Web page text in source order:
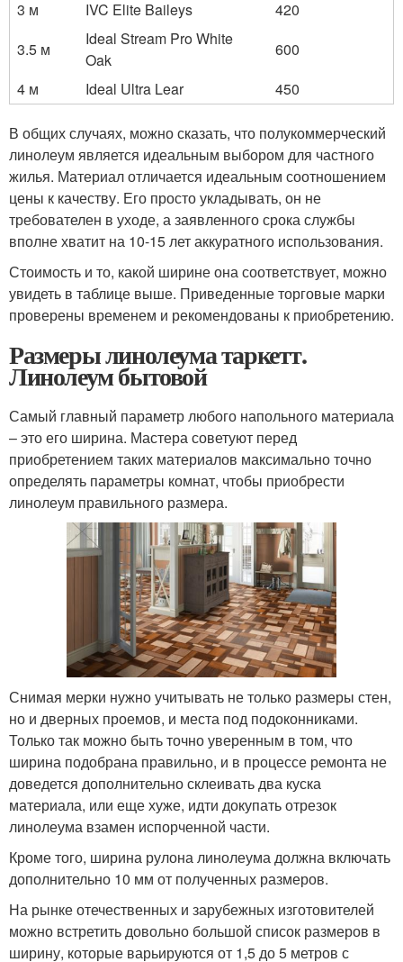
3 м IVC Elite Baileys
420
3.5 м
Ideal Stream Pro White
Oak
600
4 м
Ideal Ultra Lear 450
В общих случаях, можно сказать, что полукоммерческий
линолеум является идеальным выбором для частного
жилья. Материал отличается идеальным соотношением
цены к качеству. Его просто укладывать, он не
требователен в уходе, а заявленного срока службы
вполне хватит на 10-15 лет аккуратного использования.
Стоимость и то, какой ширине она соответствует, можно
увидеть в таблице выше. Приведенные торговые марки
проверены временем и рекомендованы к приобретению.
Размеры линолеума таркетт.
Линолеум бытовой
Самый главный параметр любого напольного материала
– это его ширина. Мастера советуют перед
приобретением таких материалов максимально точно
определять параметры комнат, чтобы приобрести
линолеум правильного размера.
Снимая мерки нужно учитывать не только размеры стен,
но и дверных проемов, и места под подоконниками.
Только так можно быть точно уверенным в том, что
ширина подобрана правильно, и в процессе ремонта не
доведется дополнительно склеивать два куска
материала, или еще хуже, идти докупать отрезок
линолеума взамен испорченной части.
Кроме того, ширина рулона линолеума должна включать
дополнительно 10 мм от полученных размеров.
На рынке отечественных и зарубежных изготовителей
можно встретить довольно большой список размеров в
ширину, которые варьируются от 1,5 до 5 метров с